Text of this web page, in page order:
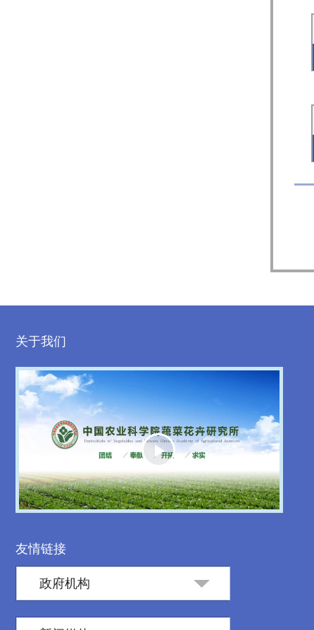
关于我们
Play
Video
友情链接
政府机构